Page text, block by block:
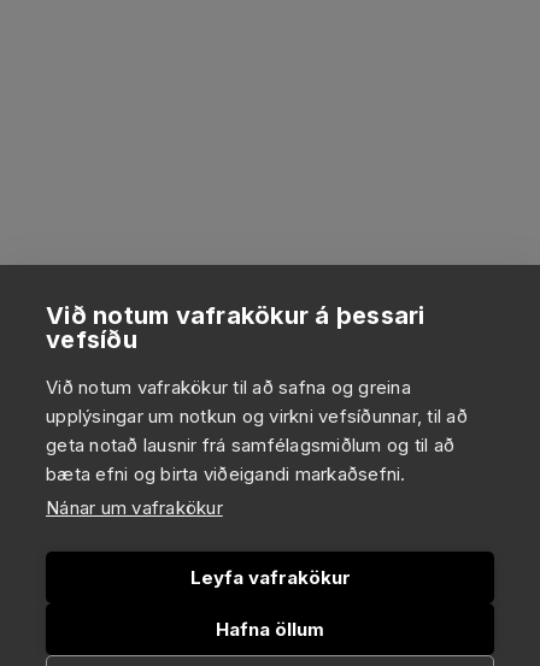
Við notum vafrakökur á þessari
vefsíðu
Við notum vafrakökur til að safna og greina
upplýsingar um notkun og virkni vefsíðunnar, til að
geta notað lausnir frá samfélagsmiðlum og til að
bæta efni og birta viðeigandi markaðsefni.
Nánar um vafrakökur
Leyfa vafrakökur
Hafna öllum